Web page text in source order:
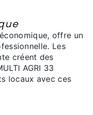
offre un
Les
créent des
AGRI 33
locaux avec ces